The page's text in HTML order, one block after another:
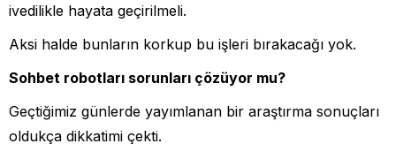
ivedilikle hayata geçirilmeli.
Aksi halde bunların korkup bu işleri bırakacağı yok.
Sohbet robotları sorunları çözüyor mu?
Geçtiğimiz günlerde yayımlanan bir araştırma sonuçları
oldukça dikkatimi çekti.